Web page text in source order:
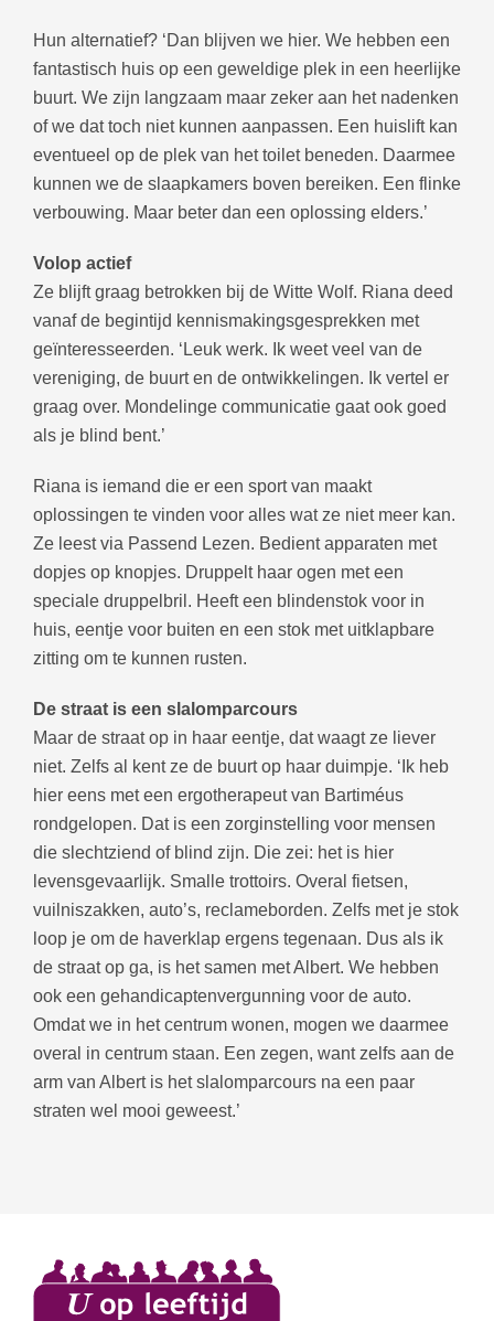
Hun alternatief? ‘Dan blijven we hier. We hebben een
fantastisch huis op een geweldige plek in een heerlijke
buurt. We zijn langzaam maar zeker aan het nadenken
of we dat toch niet kunnen aanpassen. Een huislift kan
eventueel op de plek van het toilet beneden. Daarmee
kunnen we de slaapkamers boven bereiken. Een flinke
verbouwing. Maar beter dan een oplossing elders.’
Volop actief
Ze blijft graag betrokken bij de Witte Wolf. Riana deed
vanaf de begintijd kennismakingsgesprekken met
geïnteresseerden. ‘Leuk werk. Ik weet veel van de
vereniging, de buurt en de ontwikkelingen. Ik vertel er
graag over. Mondelinge communicatie gaat ook goed
als je blind bent.’
Riana is iemand die er een sport van maakt
oplossingen te vinden voor alles wat ze niet meer kan.
Ze leest via Passend Lezen. Bedient apparaten met
dopjes op knopjes. Druppelt haar ogen met een
speciale druppelbril. Heeft een blindenstok voor in
huis, eentje voor buiten en een stok met uitklapbare
zitting om te kunnen rusten.
De straat is een slalomparcours
Maar de straat op in haar eentje, dat waagt ze liever
niet. Zelfs al kent ze de buurt op haar duimpje. ‘Ik heb
hier eens met een ergotherapeut van Bartiméus
rondgelopen. Dat is een zorginstelling voor mensen
die slechtziend of blind zijn. Die zei: het is hier
levensgevaarlijk. Smalle trottoirs. Overal fietsen,
vuilniszakken, auto’s, reclameborden. Zelfs met je stok
loop je om de haverklap ergens tegenaan. Dus als ik
de straat op ga, is het samen met Albert. We hebben
ook een gehandicaptenvergunning voor de auto.
Omdat we in het centrum wonen, mogen we daarmee
overal in centrum staan. Een zegen, want zelfs aan de
arm van Albert is het slalomparcours na een paar
straten wel mooi geweest.’